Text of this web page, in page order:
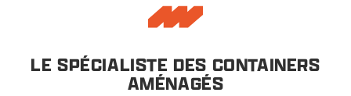
LE SPÉCIALISTE DES CONTAINERS
AMÉNAGÉS